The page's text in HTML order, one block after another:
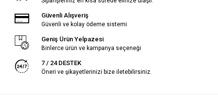
Güvenli Alışveriş
Güvenli ve kolay ödeme sistemi
Geniş Ürün Yelpazesi
Binlerce ürün ve kampanya seçeneği
7 / 24 DESTEK
Öneri ve şikayetlerinizi bize iletebilirsiniz.